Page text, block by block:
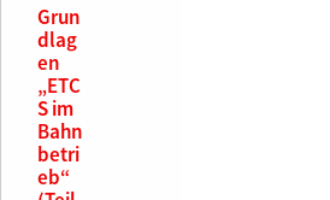
Grun
dlag
en
„ETC
S im
Bahn
betri
eb“